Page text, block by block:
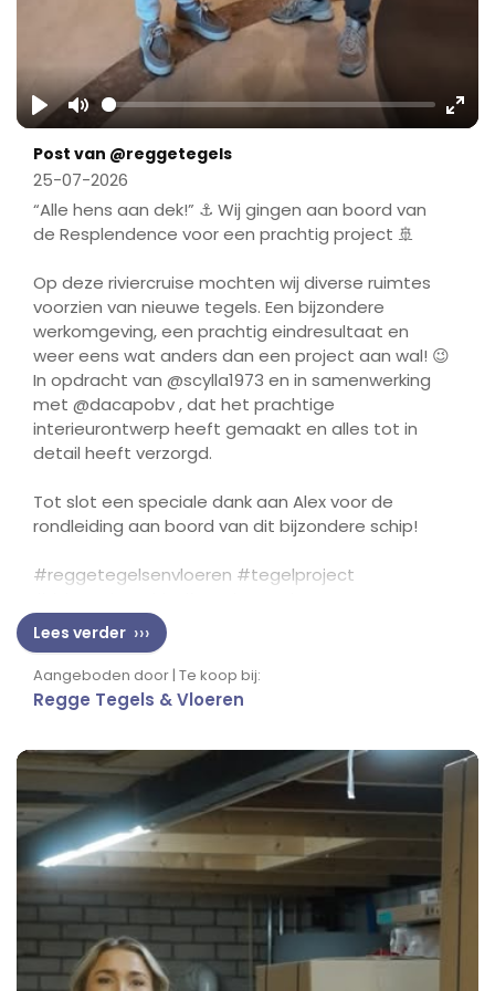
Play Mute
Post van @reggetegels
25-07-2026
“Alle hens aan dek!” ⚓ Wij gingen aan boord van
de Resplendence voor een prachtig project 🚢
Op deze riviercruise mochten wij diverse ruimtes
voorzien van nieuwe tegels. Een bijzondere
werkomgeving, een prachtig eindresultaat en
weer eens wat anders dan een project aan wal! 😉
In opdracht van @scylla1973 en in samenwerking
met @dacapobv , dat het prachtige
interieurontwerp heeft gemaakt en alles tot in
detail heeft verzorgd.
Tot slot een speciale dank aan Alex voor de
rondleiding aan boord van dit bijzondere schip!
#reggetegelsenvloeren #tegelproject
Lees verder
Aangeboden door | Te koop bij:
Regge Tegels & Vloeren